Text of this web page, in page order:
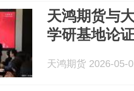
天鸿期货与
学研基地论
天鸿期货 2026-05-